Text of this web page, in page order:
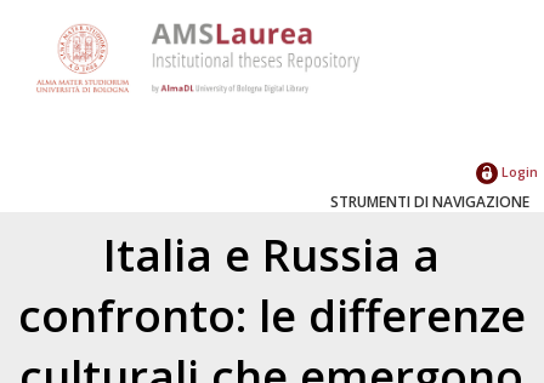
Login
STRUMENTI DI NAVIGAZIONE
Italia e Russia a
confronto: le differenze